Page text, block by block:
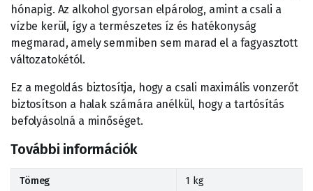
hónapig. Az alkohol gyorsan elpárolog, amint a csali a
vízbe kerül, így a természetes íz és hatékonyság
megmarad, amely semmiben sem marad el a fagyasztott
változatokétól.
Ez a megoldás biztosítja, hogy a csali maximális vonzerőt
biztosítson a halak számára anélkül, hogy a tartósítás
befolyásolná a minőséget.
További információk
Tömeg 1 kg